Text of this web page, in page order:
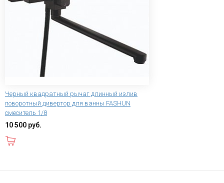
Черный квадратный рычаг длинный излив
поворотный дивертор для ванны FASHUN
смеситель 1/8
10 500 руб.